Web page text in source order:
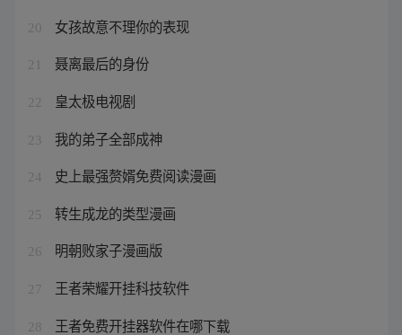
20 女孩故意不理你的表现
21 聂离最后的身份
22 皇太极电视剧
23 我的弟子全部成神
24 史上最强赘婿免费阅读漫画
25 转生成龙的类型漫画
26 明朝败家子漫画版
27 王者荣耀开挂科技软件
28 王者免费开挂器软件在哪下载